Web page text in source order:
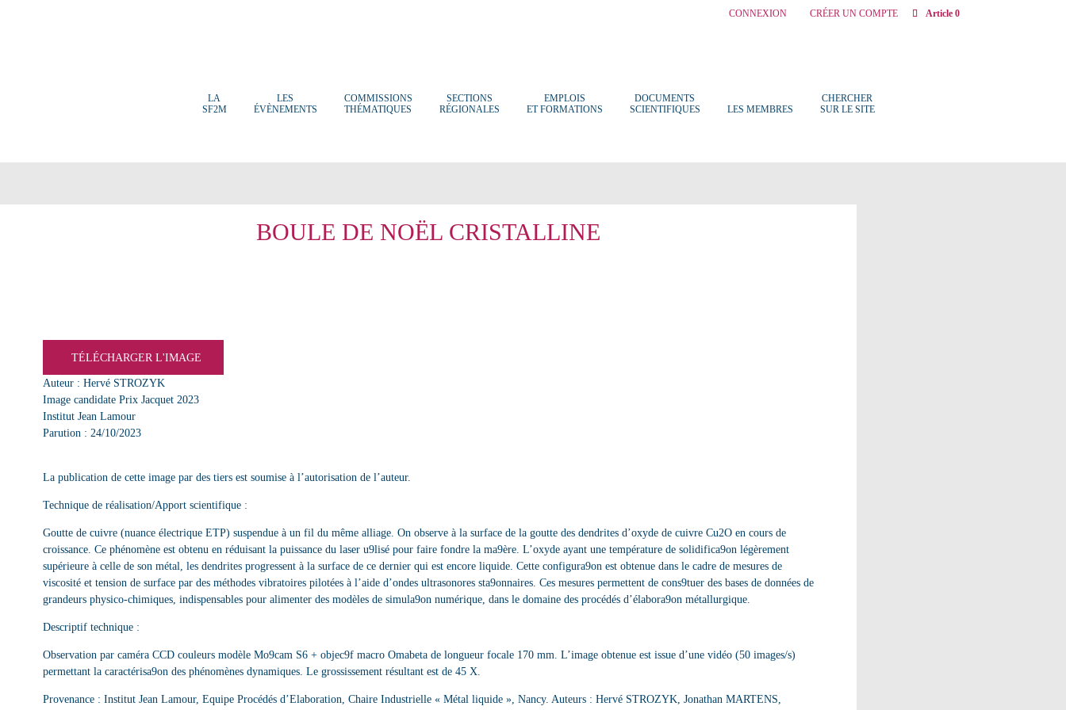
CONNEXION CRÉER UN COMPTE Article 0
LA
SF2M
LES
ÉVÈNEMENTS
COMMISSIONS
THÉMATIQUES
SECTIONS
RÉGIONALES
EMPLOIS
ET FORMATIONS
DOCUMENTS
SCIENTIFIQUES
LES MEMBRES
CHERCHER
SUR LE SITE
BOULE DE NOËL CRISTALLINE
TÉLÉCHARGER L'IMAGE
Auteur : Hervé STROZYK
Image candidate Prix Jacquet 2023
Institut Jean Lamour
Parution : 24/10/2023
La publication de cette image par des tiers est soumise à l’autorisation de l’auteur.
Technique de réalisation/Apport scientifique :
Goutte de cuivre (nuance électrique ETP) suspendue à un fil du même alliage. On observe à la surface de la goutte des dendrites d’oxyde de cuivre Cu2O en cours de
croissance. Ce phénomène est obtenu en réduisant la puissance du laser u9lisé pour faire fondre la ma9ère. L’oxyde ayant une température de solidifica9on légèrement
supérieure à celle de son métal, les dendrites progressent à la surface de ce dernier qui est encore liquide. Cette configura9on est obtenue dans le cadre de mesures de
viscosité et tension de surface par des méthodes vibratoires pilotées à l’aide d’ondes ultrasonores sta9onnaires. Ces mesures permettent de cons9tuer des bases de données de
grandeurs physico-chimiques, indispensables pour alimenter des modèles de simula9on numérique, dans le domaine des procédés d’élabora9on métallurgique.
Descriptif technique :
Observation par caméra CCD couleurs modèle Mo9cam S6 + objec9f macro Omabeta de longueur focale 170 mm. L’image obtenue est issue d’une vidéo (50 images/s)
permettant la caractérisa9on des phénomènes dynamiques. Le grossissement résultant est de 45 X.
Provenance : Institut Jean Lamour, Equipe Procédés d’Elaboration, Chaire Industrielle « Métal liquide », Nancy. Auteurs : Hervé STROZYK, Jonathan MARTENS,